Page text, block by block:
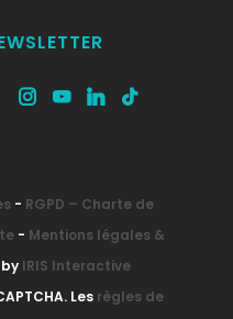
- RGPD – Charte de
- Mentions légales &
by IRIS Interactive
Les règles de